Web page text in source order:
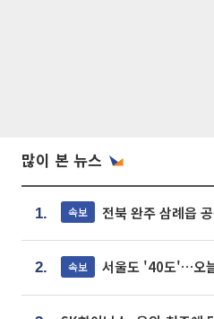
많이 본 뉴스
1. 속보 전북 완주 삼례읍
2. 속보 서울도 '40도'…오